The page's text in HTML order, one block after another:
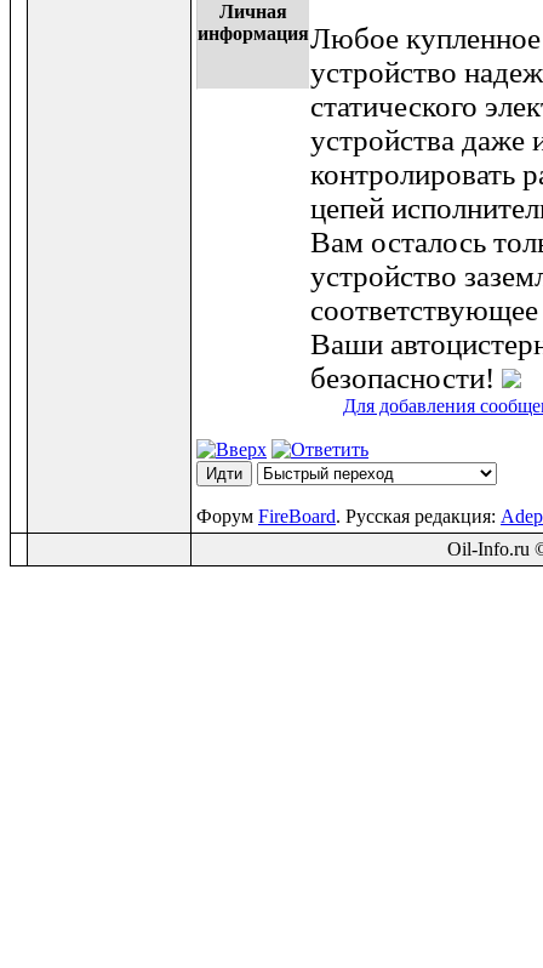
Личная
информацияЛюбое
устройство
статического
устройства
контролировать
цепей
Вам осталось
устройство
Ваши
безопасности!
Для добавления
Форум FireBoard. Русская редакция:
Oil-Info.ru